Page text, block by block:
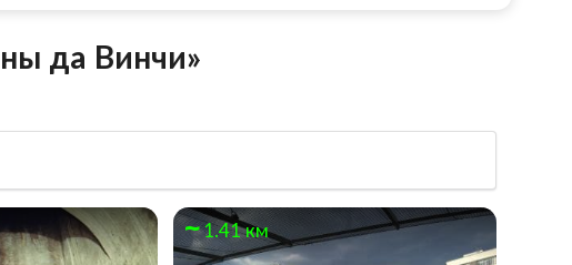
да Винчи»
1.41 км